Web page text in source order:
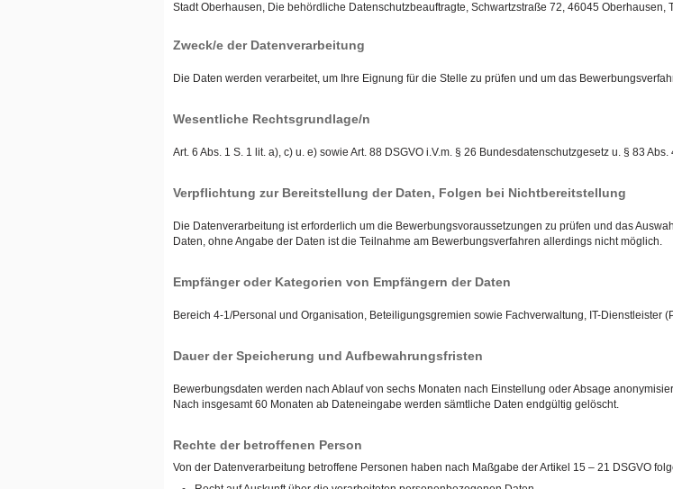
Stadt Oberhausen, Die behördliche Datenschutzbeauftragte, Schwartzstraße 72, 46045
Zweck/e der Datenverarbeitung
Die Daten werden verarbeitet, um Ihre Eignung für die Stelle zu prüfen und um das
Wesentliche Rechtsgrundlage/n
Art. 6 Abs. 1 S. 1 lit. a), c) u. e) sowie Art. 88 DSGVO i.V.m. § 26 Bundesdatenschutzgesetz u. § 83
Verpflichtung zur Bereitstellung der Daten, Folgen bei Nichtbereitstellung
Die Datenverarbeitung ist erforderlich um die Bewerbungsvoraussetzungen zu prüfen und das
Daten, ohne Angabe der Daten ist die Teilnahme am Bewerbungsverfahren allerdings nicht möglich.
Empfänger oder Kategorien von Empfängern der Daten
Bereich 4-1/Personal und Organisation, Beteiligungsgremien sowie Fachverwaltung, IT-Dienstleister
Dauer der Speicherung und Aufbewahrungsfristen
Bewerbungsdaten werden nach Ablauf von sechs Monaten nach Einstellung oder Absage
Nach insgesamt 60 Monaten ab Dateneingabe werden sämtliche Daten endgültig gelöscht.
Rechte der betroffenen Person
Von der Datenverarbeitung betroffene Personen haben nach Maßgabe der Artikel 15 – 21 DSGVO